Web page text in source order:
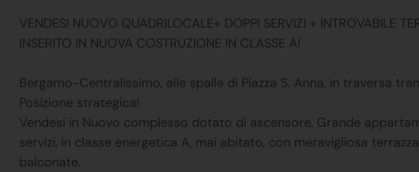
VENDESI NUOVO QUADRILOCALE+ DOPPI SERVIZI + INTROVABILE
INSERITO IN NUOVA COSTRUZIONE IN CLASSE A!
Bergamo-Centralissimo, alle spalle di Piazza S. Anna, in traversa
Posizione strategica!
Vendesi in Nuovo complesso dotato di ascensore, Grande
servizi, in classe energetica A, mai abitato, con meravigliosa
balconate.